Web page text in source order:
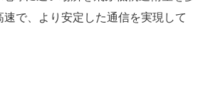
で、より安定した通信を実現して